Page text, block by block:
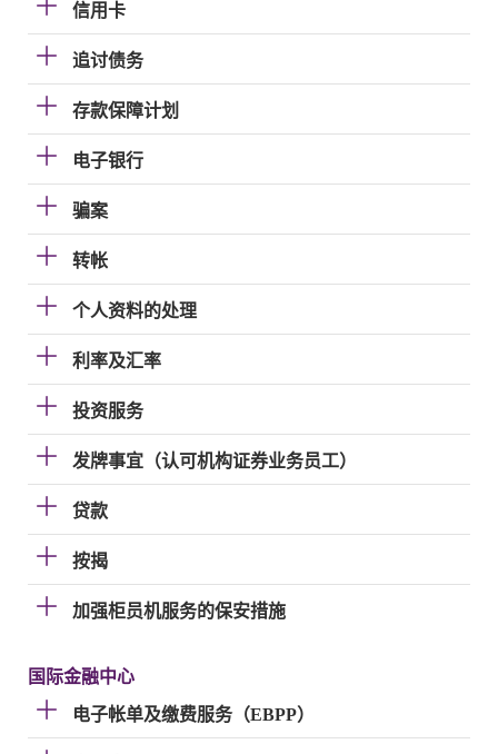
信用卡
追讨债务
存款保障计划
电子银行
骗案
转帐
个人资料的处理
利率及汇率
投资服务
发牌事宜（认可机构证券业务员工）
贷款
按揭
加强柜员机服务的保安措施
国际金融中心
电子帐单及缴费服务（EBPP）